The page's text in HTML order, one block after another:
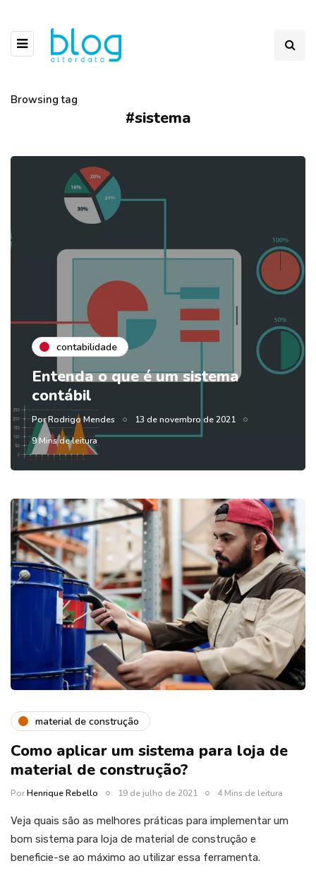
Browsing tag
#sistema
contabilidade
Entenda o que é um sistema
contábil
PorRodrigo Mendes
13 de novembro de 2021
9 Mins de leitura
material de construção
Como aplicar um sistema para loja de
material de construção?
PorHenrique Rebello 19 de julho de 2021 4 Mins de leitura
Veja quais são as melhores práticas para implementar um
bom sistema para loja de material de construção e
beneficie-se ao máximo ao utilizar essa ferramenta.